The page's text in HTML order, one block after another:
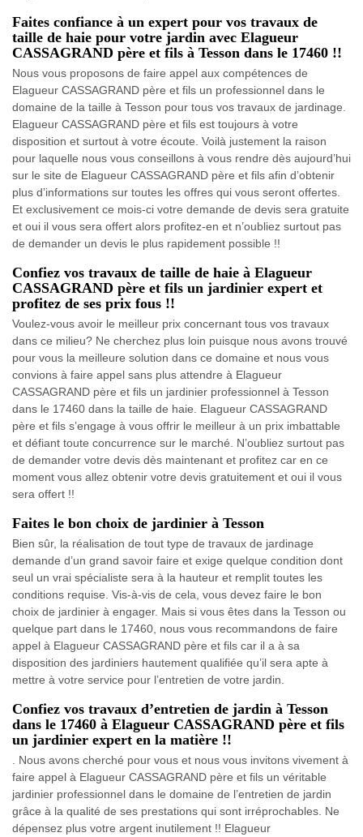
Faites confiance à un expert pour vos travaux de
taille de haie pour votre jardin avec Elagueur
CASSAGRAND père et fils à Tesson dans le 17460 !!
Nous vous proposons de faire appel aux compétences de
Elagueur CASSAGRAND père et fils un professionnel dans le
domaine de la taille à Tesson pour tous vos travaux de jardinage.
Elagueur CASSAGRAND père et fils est toujours à votre
disposition et surtout à votre écoute. Voilà justement la raison
pour laquelle nous vous conseillons à vous rendre dès aujourd’hui
sur le site de Elagueur CASSAGRAND père et fils afin d’obtenir
plus d’informations sur toutes les offres qui vous seront offertes.
Et exclusivement ce mois-ci votre demande de devis sera gratuite
et oui il vous sera offert alors profitez-en et n’oubliez surtout pas
de demander un devis le plus rapidement possible !!
Confiez vos travaux de taille de haie à Elagueur
CASSAGRAND père et fils un jardinier expert et
profitez de ses prix fous !!
Voulez-vous avoir le meilleur prix concernant tous vos travaux
dans ce milieu? Ne cherchez plus loin puisque nous avons trouvé
pour vous la meilleure solution dans ce domaine et nous vous
convions à faire appel sans plus attendre à Elagueur
CASSAGRAND père et fils un jardinier professionnel à Tesson
dans le 17460 dans la taille de haie. Elagueur CASSAGRAND
père et fils s’engage à vous offrir le meilleur à un prix imbattable
et défiant toute concurrence sur le marché. N’oubliez surtout pas
de demander votre devis dès maintenant et profitez car en ce
moment vous allez obtenir votre devis gratuitement et oui il vous
sera offert !!
Faites le bon choix de jardinier à Tesson
Bien sûr, la réalisation de tout type de travaux de jardinage
demande d’un grand savoir faire et exige quelque condition dont
seul un vrai spécialiste sera à la hauteur et remplit toutes les
conditions requise. Vis-à-vis de cela, vous devez faire le bon
choix de jardinier à engager. Mais si vous êtes dans la Tesson ou
quelque part dans le 17460, nous vous recommandons de faire
appel à Elagueur CASSAGRAND père et fils car il a à sa
disposition des jardiniers hautement qualifiée qu’il sera apte à
mettre à votre service pour l’entretien de votre jardin.
Confiez vos travaux d’entretien de jardin à Tesson
dans le 17460 à Elagueur CASSAGRAND père et fils
un jardinier expert en la matière !!
. Nous avons cherché pour vous et nous vous invitons vivement à
faire appel à Elagueur CASSAGRAND père et fils un véritable
jardinier professionnel dans le domaine de l’entretien de jardin
grâce à la qualité de ses prestations qui sont irréprochables. Ne
dépensez plus votre argent inutilement !! Elagueur